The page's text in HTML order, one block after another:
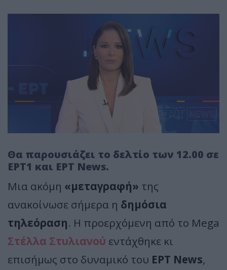
Θα παρουσιάζει το δελτίο των 12.00 σε
ΕΡΤ1 και ΕΡΤ News.
Μια ακόμη «μεταγραφή» της
ανακοίνωσε σήμερα η δημόσια
τηλεόραση. Η προερχόμενη από το Mega
Στέλλα Στυλιανού εντάχθηκε κι
επισήμως στο δυναμικό του ΕΡΤ News,